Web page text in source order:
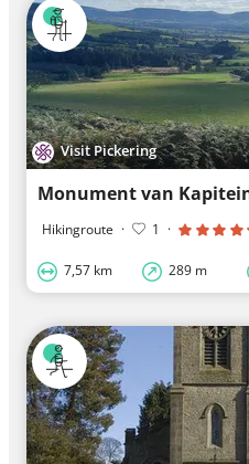
Visit Pickering
Hikingroute · 1 ·
7,57 km 289 m